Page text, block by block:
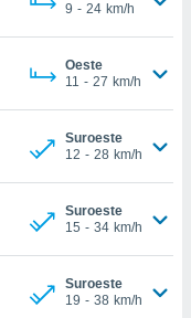
9 - 24 km/h
Oeste
11 - 27 km/h
Suroeste
12 - 28 km/h
Suroeste
15 - 34 km/h
Suroeste
19 - 38 km/h